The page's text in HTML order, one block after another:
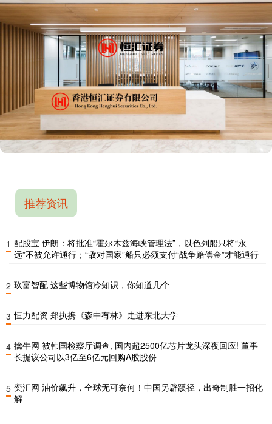
推荐资讯
1 配股宝 伊朗：将批准“霍尔木兹海峡管理法”，以色列船只将“永
远”不被允许通行；“敌对国家”船只必须支付“战争赔偿金”才能通行
2 玖富智配 这些博物馆冷知识，你知道几个
3 恒力配资 郑执携《森中有林》走进东北大学
4 擒牛网 被韩国检察厅调查, 国内超2500亿芯片龙头深夜回应! 董事
长提议公司以3亿至6亿元回购A股股份
5 奕汇网 油价飙升，全球无可奈何！中国另辟蹊径，出奇制胜一招化
解